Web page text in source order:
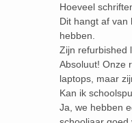
Hoeveel
Dit hangt af van
hebben.
Zijn refurbished
Absoluut! Onze
laptops, maar
Kan ik
Ja, we hebben